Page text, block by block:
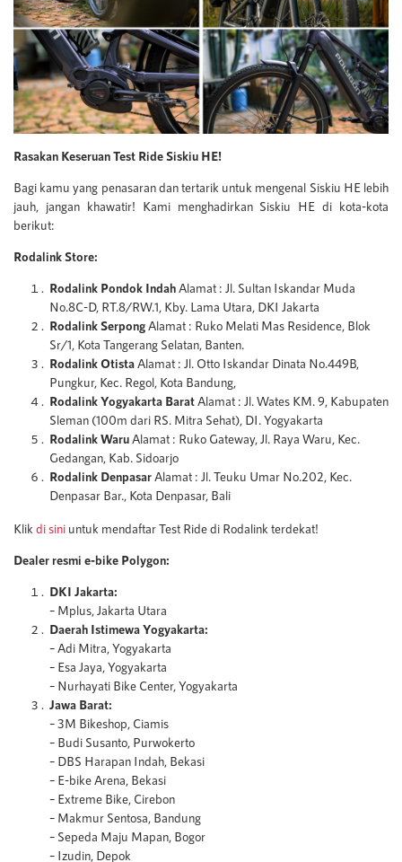
Rasakan Keseruan Test Ride Siskiu HE!
Bagi kamu yang penasaran dan tertarik untuk mengenal Siskiu HE lebih
jauh, jangan khawatir! Kami menghadirkan Siskiu HE di kota-kota
berikut:
Rodalink Store:
Rodalink Pondok IndahAlamat : Jl. Sultan Iskandar Muda
No.8C-D, RT.8/RW.1, Kby. Lama Utara, DKI Jakarta
Rodalink SerpongAlamat : Ruko Melati Mas Residence, Blok
Sr/1, Kota Tangerang Selatan, Banten.
Rodalink OtistaAlamat : Jl. Otto Iskandar Dinata No.449B,
Pungkur, Kec. Regol, Kota Bandung,
Rodalink Yogyakarta BaratAlamat : Jl. Wates KM. 9, Kabupaten
Sleman (100m dari RS. Mitra Sehat), DI. Yogyakarta
Rodalink WaruAlamat : Ruko Gateway, Jl. Raya Waru, Kec.
Gedangan, Kab. Sidoarjo
Rodalink DenpasarAlamat : Jl. Teuku Umar No.202, Kec.
Denpasar Bar., Kota Denpasar, Bali
Klik di sini untuk mendaftar Test Ride di Rodalink terdekat!
Dealer resmi e-bike Polygon:
DKI Jakarta:
– Mplus, Jakarta Utara
Daerah Istimewa Yogyakarta:
– Adi Mitra, Yogyakarta
– Esa Jaya, Yogyakarta
– Nurhayati Bike Center, Yogyakarta
Jawa Barat:
– 3M Bikeshop, Ciamis
– Budi Susanto, Purwokerto
– DBS Harapan Indah, Bekasi
– E-bike Arena, Bekasi
– Extreme Bike, Cirebon
– Makmur Sentosa, Bandung
– Sepeda Maju Mapan, Bogor
– Izudin, Depok